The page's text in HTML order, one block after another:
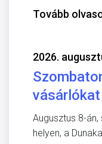
Tovább
2026.
Augusztus 8-
helyen, a